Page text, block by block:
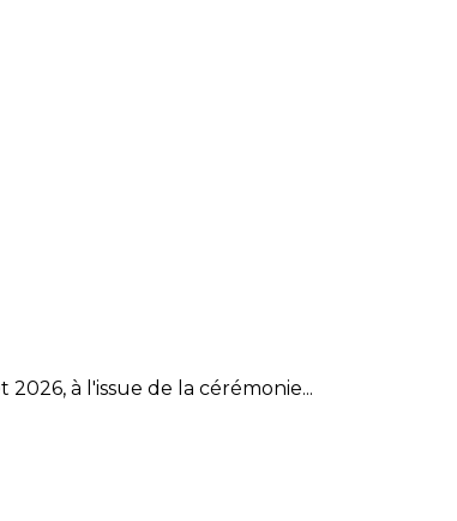
à l'issue de la cérémonie...